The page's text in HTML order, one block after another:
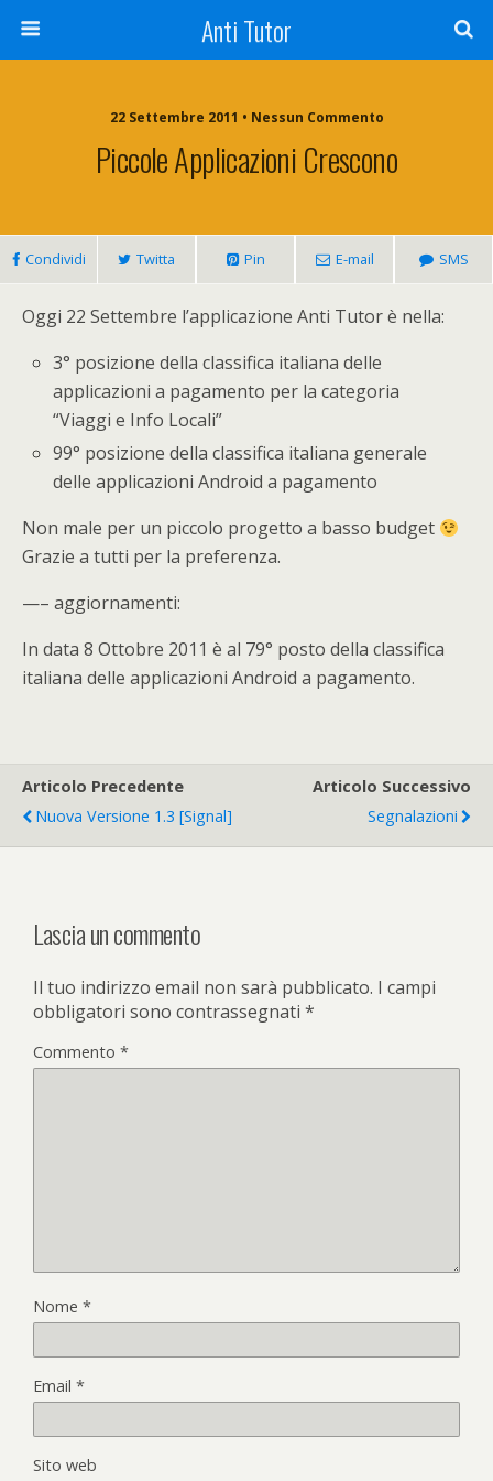
Anti Tutor
22 Settembre 2011 • Nessun Commento
Piccole Applicazioni Crescono
Condividi Twitta Pin E-mail SMS
Oggi 22 Settembre l’applicazione Anti Tutor è nella:
3° posizione della classifica italiana delle
applicazioni a pagamento per la categoria
“Viaggi e Info Locali”
99° posizione della classifica italiana generale
delle applicazioni Android a pagamento
Non male per un piccolo progetto a basso budget
Grazie a tutti per la preferenza.
—– aggiornamenti:
In data 8 Ottobre 2011 è al 79° posto della classifica
italiana delle applicazioni Android a pagamento.
Articolo Precedente
Nuova Versione 1.3 [Signal]
Articolo Successivo
Segnalazioni
Lascia un commento
Il tuo indirizzo email non sarà pubblicato. I campi
obbligatori sono contrassegnati *
Commento *
Nome *
Email *
Sito web